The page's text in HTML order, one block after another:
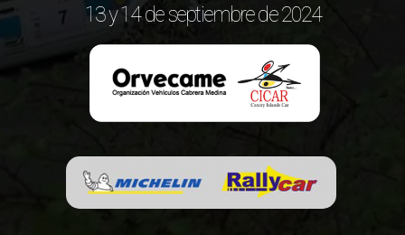
13 y 14 de septiembre de 2024